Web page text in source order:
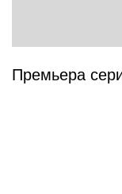
Премьера